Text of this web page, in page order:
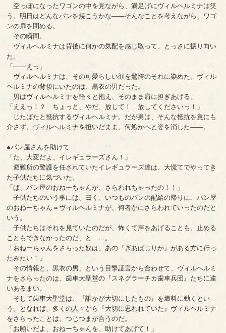
空っぽになったワゴンの中を見ながら、満足げにヴィルヘルミナは笑
う。明日はどんなパンを焼こうかな――そんなことを考えながら、ワゴ
ンの扉を閉める。
その瞬間。
ヴィルヘルミナは背後に何かの気配を感じ取って、とっさに振り向い
た。
「――えっ」
ヴィルヘルミナは、その可愛らしい顔を驚愕のそれに染めた。ヴィル
ヘルミナの背後にいたのは、黒衣の男だった。
男はヴィルヘルミナを軽々と抱え、そのまま肩に担ぎあげる。
「ええっ！？ ちょっと、やだ、放して！ 放してくださいっ！」
じたばたと抵抗するヴィルヘルミナ。だが男は、そんな抵抗を意にも
介さず、ヴィルヘルミナを担いだまま、何処かへと姿を消した――。
●パン屋さんを助けて
「た、大変だよ、イレギュラーズさん！」
避難所の警護を任されていたイレギュラーズ達は、大慌てでやってき
た子供たちに気づいた。
「ぱ、パン屋のおねーちゃんが、さらわれちゃったの！！」
子供たちのいう事には、曰く、いつものパンの配給の帰りに、パン屋
のおねーちゃん＝ヴィルヘルミナが、何者かにさらわれていったのだと
いう。
子供たちはそれを見ていたのだが、怖くて声をあげることも、止める
こともできなかったのだ、と……。
「おねーちゃんをさらった奴は、あの『ぎあばじりか』がある方に行っ
たみたい！」
その情報と、黒衣の男、という目撃証言から合わせて、ヴィルヘルミ
ナをさらったのは、歯車大聖堂の『スネグラーチカ歯車兵団』たちに違
いあるまい。
そして歯車大聖堂は、『誰かが大切にしたもの』を燃料に動くとい
う。となれば、多くの人々から『大切に思われていた』ヴィルヘルミナ
をさらったことは、つじつまが合うのだ。
「お願いだよ、おねーちゃんを、助けてあげて！」